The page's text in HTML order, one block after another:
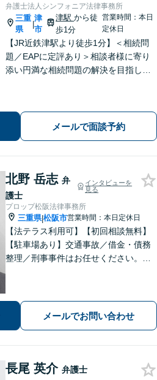
弁護士法人シンフォニア法律事務所
三重
県
|
津
市
津駅から徒
歩1分
営業時間：本日
定休日
【JR近鉄津駅より徒歩1分】＜相続問
題／EAPに定評あり＞相談者様に寄り
添い円満な相続問題の解決を目指しま
P＞従業員の抱えるお悩みをお伺いし、
改善・解決を目指します
メールで面談予約
北野 岳志 弁
護士
インタビューを
見る
プロップ松阪法律事務所
三重県|松阪市営業時間：本日定休日
【法テラス利用可】【初回相談無料】
【駐車場あり】交通事故／借金・債務
整理／刑事事件はお任せください。各
さい。【休日面談可】【電話相談可】
メールでお問い合わせ
長尾 英介 弁護士